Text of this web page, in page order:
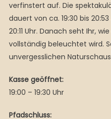
verfinstert auf. Die
dauert von ca. 19:30 bis
20:11 Uhr. Danach seht Ihr,
vollständig beleuchtet wird.
unvergesslichen
Kasse geöffnet:
19:00 – 19:30 Uhr
Pfadschluss: